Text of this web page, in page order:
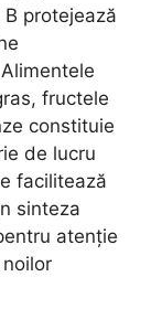
protejează
fructele
constituie
de lucru
facilitează
sinteza
atenție